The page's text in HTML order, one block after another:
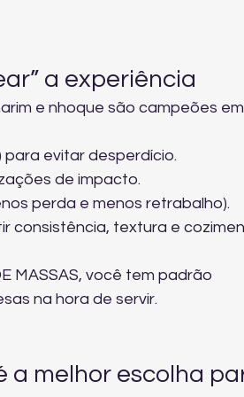
a experiência
e nhoque são campeões em
evitar desperdício.
de impacto.
perda e menos retrabalho).
consistência, textura e
MASSAS, você tem padrão
na hora de servir.
a melhor escolha